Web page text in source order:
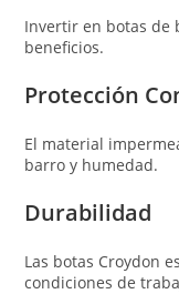
Invertir en botas de
beneficios.
Protección
El material
barro y humedad.
Durabilidad
Las botas Croydon
condiciones de